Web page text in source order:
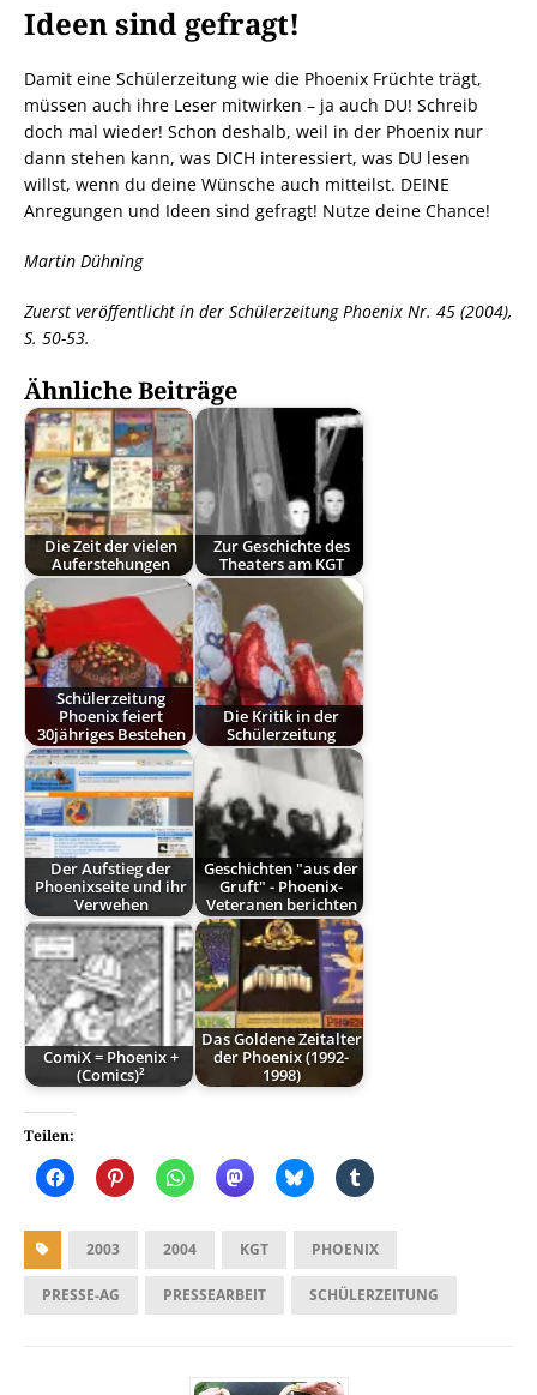
Ideen sind gefragt!
Damit eine Schülerzeitung wie die Phoenix Früchte trägt,
müssen auch ihre Leser mitwirken – ja auch DU! Schreib
doch mal wieder! Schon deshalb, weil in der Phoenix nur
dann stehen kann, was DICH interessiert, was DU lesen
willst, wenn du deine Wünsche auch mitteilst. DEINE
Anregungen und Ideen sind gefragt! Nutze deine Chance!
Martin Dühning
Zuerst veröffentlicht in der Schülerzeitung Phoenix Nr. 45 (2004),
S. 50-53.
Ähnliche Beiträge
Die Zeit der vielen
Auferstehungen
Zur Geschichte des
Theaters am KGT
Schülerzeitung
Phoenix feiert
30jähriges Bestehen
Die Kritik in der
Schülerzeitung
Der Aufstieg der
Phoenixseite und ihr
Verwehen
Geschichten "aus der
Gruft" - Phoenix-
Veteranen berichten
ComiX = Phoenix +
(Comics)²
Das Goldene Zeitalter
der Phoenix (1992-
1998)
Teilen:
2003 2004 KGT PHOENIX
PRESSE-AG PRESSEARBEIT SCHÜLERZEITUNG